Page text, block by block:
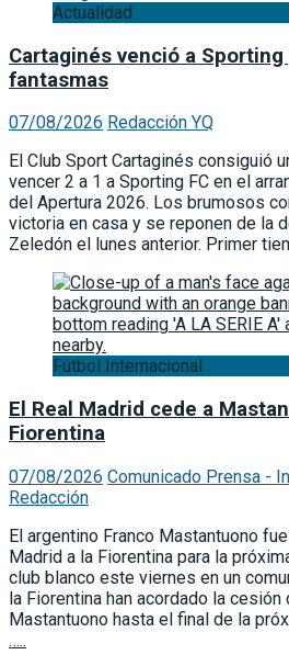
Actualidad
Cartaginés venció a
fantasmas
07/08/2026 Redacción YQ
El Club Sport Cartaginés consiguió
vencer 2 a 1 a Sporting FC en el
del Apertura 2026. Los brumosos
victoria en casa y se reponen de la
Zeledón el lunes anterior. Primer
Fútbol Internacional
El Real Madrid cede a
Fiorentina
07/08/2026 Comunicado Prensa -
Redacción
El argentino Franco Mastantuono
Madrid a la Fiorentina para la
club blanco este viernes en un
la Fiorentina han acordado la cesión
Mastantuono hasta el final de la
…..